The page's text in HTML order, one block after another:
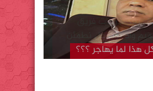
هذا لما يهاجر ؟؟؟